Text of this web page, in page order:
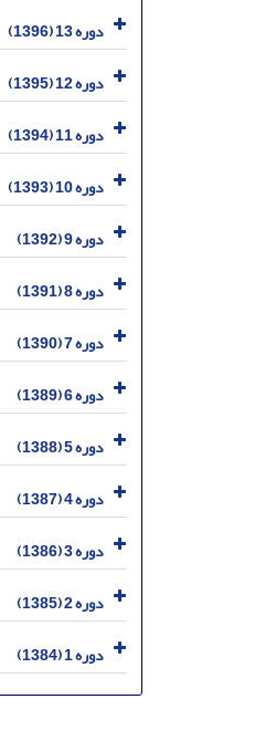
دوره 13 (1396)
دوره 12 (1395)
دوره 11 (1394)
دوره 10 (1393)
دوره 9 (1392)
دوره 8 (1391)
دوره 7 (1390)
دوره 6 (1389)
دوره 5 (1388)
دوره 4 (1387)
دوره 3 (1386)
دوره 2 (1385)
دوره 1 (1384)